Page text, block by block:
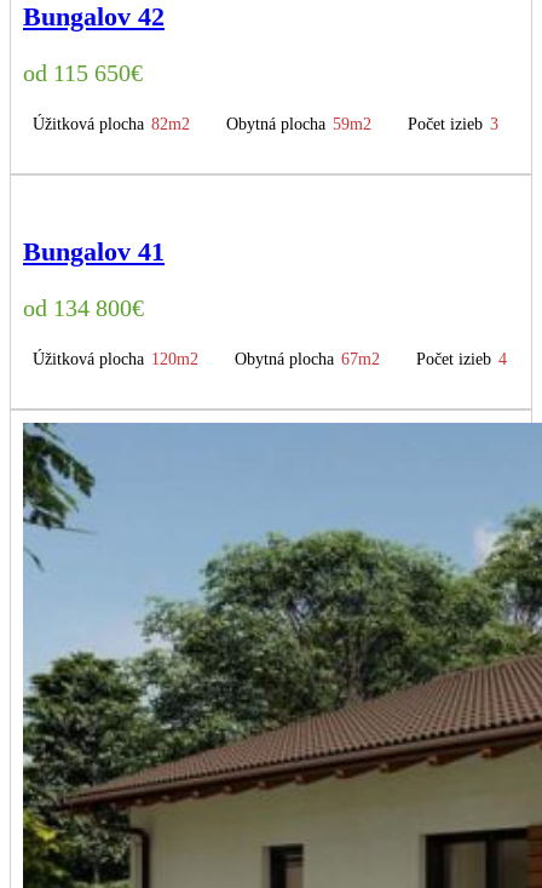
Bungalov 42
115 650€
Úžitková plocha 82m2 Obytná plocha 59m2 Počet izieb 3
Bungalov 41
134 800€
Úžitková plocha 120m2 Obytná plocha 67m2 Počet izieb 4